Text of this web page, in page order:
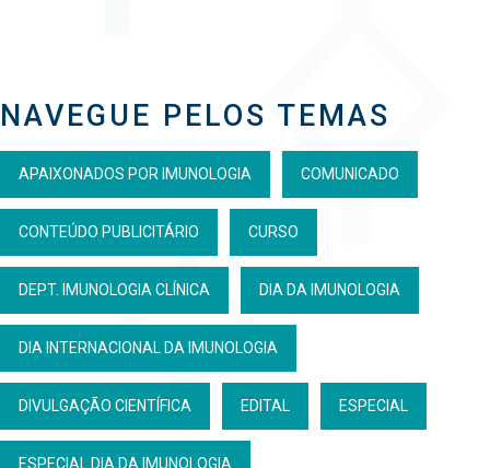
NAVEGUE PELOS TEMAS
APAIXONADOS POR IMUNOLOGIA COMUNICADO
CONTEÚDO PUBLICITÁRIO CURSO
DEPT. IMUNOLOGIA CLÍNICA DIA DA IMUNOLOGIA
DIA INTERNACIONAL DA IMUNOLOGIA
DIVULGAÇÃO CIENTÍFICA EDITAL ESPECIAL
ESPECIAL DIA DA IMUNOLOGIA